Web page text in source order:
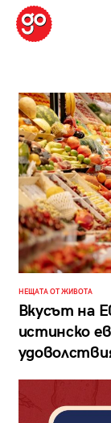
НЕЩАТА ОТ ЖИВОТА
Вкусът на
истинско